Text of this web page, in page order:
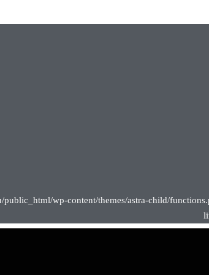
wp-content/themes/astra-child/